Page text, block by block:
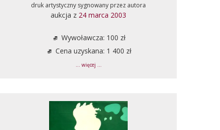
druk artystyczny sygnowany przez autora
aukcja z 24 marca 2003
Wywoławcza: 100 zł
Cena uzyskana: 1 400 zł
... więcej ...